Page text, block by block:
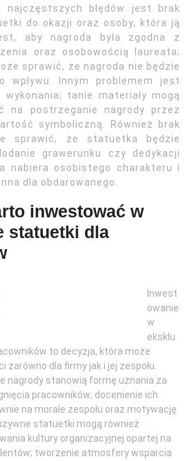
najczęstszych błędów jest brak
do okazji oraz osoby, która ją
aby nagroda była zgodna z
oraz osobowością laureata;
sprawić, że nagroda nie będzie
wpływu. Innym problemem jest
wykonania; tanie materiały mogą
na postrzeganie nagrody przez
symboliczną. Również brak
sprawić, że statuetka będzie
grawerunku czy dedykacji
nabiera osobistego charakteru i
dla obdarowanego.
inwestować w
statuetki dla
Inwest
owanie
w
eksklu
to decyzja, która może
zarówno dla firmy jak i jej zespołu.
nagrody stanowią formę uznania za
pracowników; docenienie ich
na morale zespołu oraz motywację
statuetki mogą również
kultury organizacyjnej opartej na
tworzenie atmosfery wsparcia